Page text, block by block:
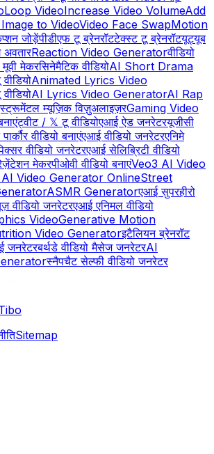
Loop VideoIncrease Video VolumeAdd
to VideoVideo Face SwapMotion
जोड़ेंपीडीएफ टू ब्रेनरॉटटेक्स्ट टू ब्रेनरॉटयूट्यूब
अवतारReaction Video Generatorवीडियो
मेकरसिनेमैटिक वीडियोAI Short Drama
Animated Lyrics Video
AI Lyrics Video GeneratorAI Rap
म्यूज़िक विज़ुअलाइज़रGaming Video
ट्वीट / 𝕏 टू वीडियोएआई ऐड जनरेटरयूजीसी
वीडियो बनाएंएआई वीडियो जनरेटरएनिमे
वीडियो जनरेटरएआई सेलिब्रिटी वीडियो
मेकरपीओवी वीडियो बनाएंVeo3 AI Video
Video Generator OnlineStreet
ASMR Generatorएआई सुपरहीरो
वीडियो जनरेटरएआई एनिमल वीडियो
VideoGenerative Motion
Video Generatorइटैलियन ब्रेनरॉट
जनरेटरबर्थडे वीडियो मैसेज जनरेटरAI
स्नैपचैट सेल्फी वीडियो जनरेटर
Sitemap